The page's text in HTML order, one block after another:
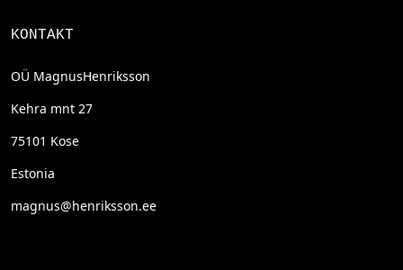
KONTAKT
OÜ MagnusHenriksson
Kehra mnt 27
75101 Kose
Estonia
magnus@henriksson.ee